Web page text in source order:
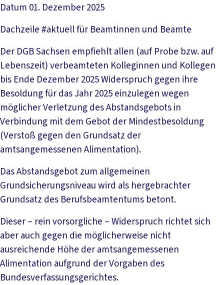
Datum 01. Dezember 2025
Dachzeile #aktuell für Beamtinnen und Beamte
Der DGB Sachsen empfiehlt allen (auf Probe bzw. auf
Lebenszeit) verbeamteten Kolleginnen und Kollegen
bis Ende Dezember 2025 Widerspruch gegen ihre
Besoldung für das Jahr 2025 einzulegen wegen
möglicher Verletzung des Abstandsgebots in
Verbindung mit dem Gebot der Mindestbesoldung
(Verstoß gegen den Grundsatz der
amtsangemessenen Alimentation).
Das Abstandsgebot zum allgemeinen
Grundsicherungsniveau wird als hergebrachter
Grundsatz des Berufsbeamtentums betont.
Dieser – rein vorsorgliche – Widerspruch richtet sich
aber auch gegen die möglicherweise nicht
ausreichende Höhe der amtsangemessenen
Alimentation aufgrund der Vorgaben des
Bundesverfassungsgerichtes.